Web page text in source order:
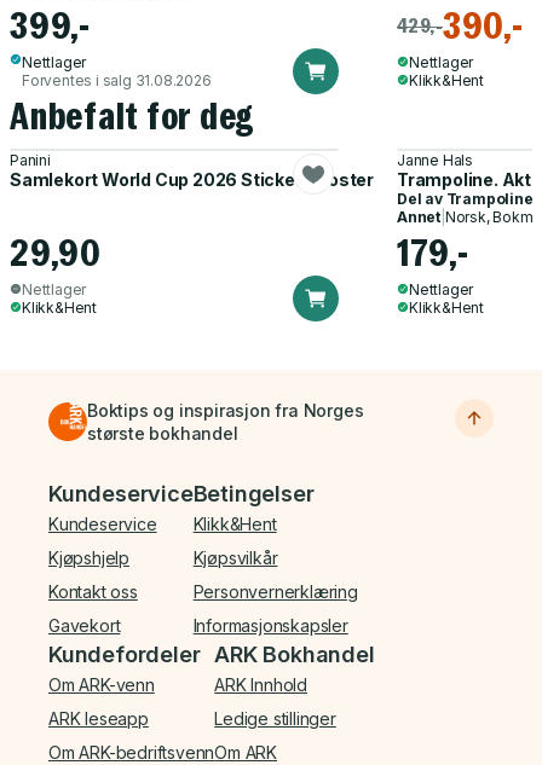
399,-
Nettlager
Forventes i salg 31.08.2026
429,-390,-
Nettlager
Klikk&Hent
Anbefalt for deg
Panini
Samlekort World Cup 2026 Sticker Booster
29,90
Nettlager
Klikk&Hent
Janne Hals
Trampoline.
Del av Trampoline
Annet| Norsk,
179,-
Nettlager
Klikk&Hent
Boktips og inspirasjon fra Norges
største bokhandel
Bunnmeny
Kundeservice
Kundeservice
Kjøpshjelp
Kontakt oss
Gavekort
Betingelser
Klikk&Hent
Kjøpsvilkår
Personvernerklæring
Informasjonskapsler
Kundefordeler
Om ARK-venn
ARK leseapp
Om ARK-bedriftsvenn
ARK Bokhandel
ARK Innhold
Ledige stillinger
Om ARK